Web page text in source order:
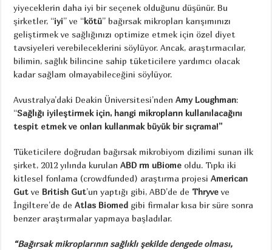
yiyeceklerin daha iyi bir seçenek olduğunu düşünür. Bu
şirketler, “iyi” ve “kötü” bağırsak mikropları karışımınızı
geliştirmek ve sağlığınızı optimize etmek için özel diyet
tavsiyeleri verebileceklerini söylüyor. Ancak, araştırmacılar,
bilimin, sağlık bilincine sahip tüketicilere yardımcı olacak
kadar sağlam olmayabileceğini söylüyor.
Avustralya’daki Deakin Üniversitesi’ndenAmy Loughman:
“Sağlığı iyileştirmek için, hangi mikropların kullanılacağını
tespit etmek ve onları kullanmak büyük bir sıçrama!”
Tüketicilere doğrudan bağırsak mikrobiyom dizilimi sunan ilk
şirket, 2012 yılında kurulanABD rm uBiome oldu. Tıpkı iki
kitlesel fonlama (crowdfunded) araştırma projesiAmerican
Gut ve British Gut’un yaptığı gibi, ABD’de de Thryveve
İngiltere’de deAtlas Biomed gibi firmalar kısa bir süre sonra
benzer araştırmalar yapmaya başladılar.
“Bağırsak mikroplarının sağlıklı şekilde dengede olması,